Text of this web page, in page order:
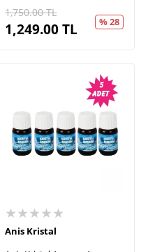
1,750.00TL
1,249.00TL % 28
★★★★★
Anis Kristal